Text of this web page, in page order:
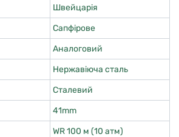
Швейцарія
Сапфірове
Аналоговий
Нержавіюча сталь
Сталевий
41mm
WR 100 м (10 атм)